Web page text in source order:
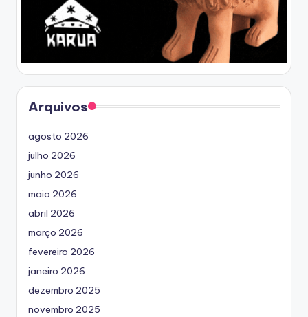
Arquivos
agosto 2026
julho 2026
junho 2026
maio 2026
abril 2026
março 2026
fevereiro 2026
janeiro 2026
dezembro 2025
novembro 2025